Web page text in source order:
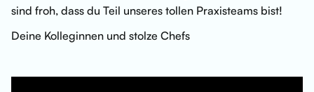
sind froh, dass du Teil unseres tollen Praxisteams bist!
Deine Kolleginnen und stolze Chefs